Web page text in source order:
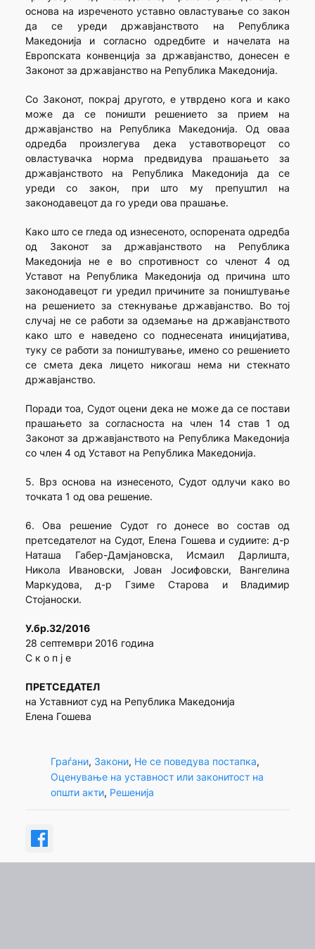
основа на изреченото уставно овластување со закон
да се уреди државјанството на Република
Македонија и согласно одредбите и начелата на
Европската конвенција за државјанство, донесен е
Законот за државјанство на Република Македонија.
Со Законот, покрај другото, е утврдено кога и како
може да се поништи решението за прием на
државјанство на Република Македонија. Од оваа
одредба произлегува дека уставотворецот со
овластувачка норма предвидува прашањето за
државјанството на Република Македонија да се
уреди со закон, при што му препуштил на
законодавецот да го уреди ова прашање.
Како што се гледа од изнесеното, оспорената одредба
од Законот за државјанството на Република
Македонија не е во спротивност со членот 4 од
Уставот на Република Македонија од причина што
законодавецот ги уредил причините за поништување
на решението за стекнување државјанство. Во тој
случај не се работи за одземање на државјанството
како што е наведено со поднесената иницијатива,
туку се работи за поништување, имено со решението
се смета дека лицето никогаш нема ни стекнато
државјанство.
Поради тоа, Судот оцени дека не може да се постави
прашањето за согласноста на член 14 став 1 од
Законот за државјанството на Република Македонија
со член 4 од Уставот на Република Македонија.
5. Врз основа на изнесеното, Судот одлучи како во
точката 1 од ова решение.
6. Ова решение Судот го донесе во состав од
претседателот на Судот, Елена Гошева и судиите: д-р
Наташа Габер-Дамјановска, Исмаил Дарлишта,
Никола Ивановски, Јован Јосифовски, Вангелина
Маркудова, д-р Гзиме Старова и Владимир
Стојаноски.
У.бр.32/2016
28 септември 2016 година
С к о п ј е
ПРЕТСЕДАТЕЛ
на Уставниот суд на Република Македонија
Елена Гошева
Граѓани, Закони, Не се поведува постапка
Оценување на уставност или законитост на
општи акти, Решенија